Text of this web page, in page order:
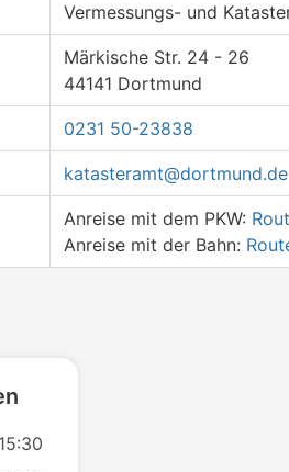
Vermessungs- und
Märkische Str. 24 - 26
44141 Dortmund
0231 50-23838
katasteramt@dortmund.de
Anreise mit dem PKW:
Anreise mit der Bahn: